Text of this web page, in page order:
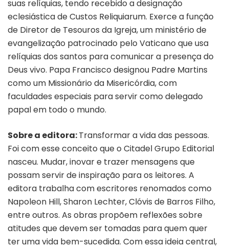
suas relíquias, tendo recebido a designação
eclesiástica de Custos Reliquiarum. Exerce a função
de Diretor de Tesouros da Igreja, um ministério de
evangelização patrocinado pelo Vaticano que usa
relíquias dos santos para comunicar a presença do
Deus vivo. Papa Francisco designou Padre Martins
como um Missionário da Misericórdia, com
faculdades especiais para servir como delegado
papal em todo o mundo.
Sobre a editora:Transformar a vida das pessoas.
Foi com esse conceito que o Citadel Grupo Editorial
nasceu. Mudar, inovar e trazer mensagens que
possam servir de inspiração para os leitores. A
editora trabalha com escritores renomados como
Napoleon Hill, Sharon Lechter, Clóvis de Barros Filho,
entre outros. As obras propõem reflexões sobre
atitudes que devem ser tomadas para quem quer
ter uma vida bem-sucedida. Com essa ideia central,